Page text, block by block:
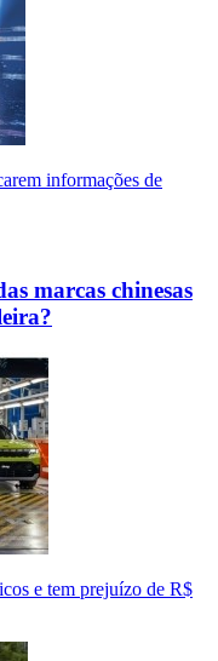
informações de
marcas chinesas
e tem prejuízo de R$